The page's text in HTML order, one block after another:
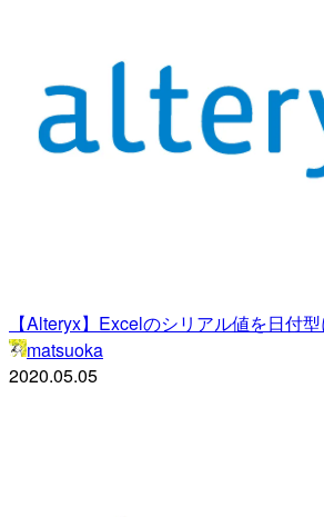
【Alteryx】Excelのシリアル値を日付
matsuoka
2020.05.05